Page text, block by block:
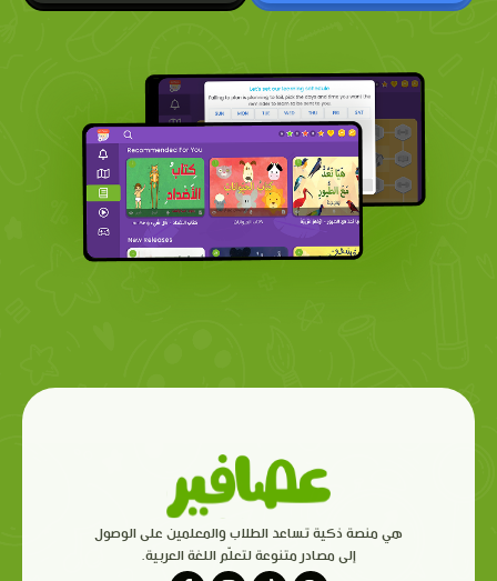
هي منصة ذكية تساعد الطلاب والمعلمين على الوصول
إلى مصادر متنوعة لتعلّم اللغة العربية.